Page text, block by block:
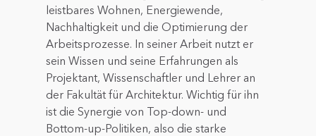
leistbares Wohnen, Energiewende,
Nachhaltigkeit und die Optimierung der
Arbeitsprozesse. In seiner Arbeit nutzt er
sein Wissen und seine Erfahrungen als
Projektant, Wissenschaftler und Lehrer an
der Fakultät für Architektur. Wichtig für ihn
ist die Synergie von Top-down- und
Bottom-up-Politiken, also die starke